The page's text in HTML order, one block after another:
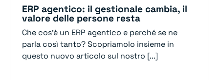
ERP agentico: il gestionale cambia, il
valore delle persone resta
Che cos'è un ERP agentico e perché se ne
parla così tanto? Scopriamolo insieme in
questo nuovo articolo sul nostro [...]